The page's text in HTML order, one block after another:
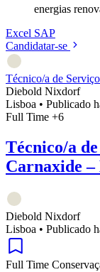
energias
Excel SAP
Candidatar-se
Técnico/a de
Diebold Nixdorf
Lisboa • Publicado
Full Time +6
Técnico/a
Carnaxide –
Diebold Nixdorf
Lisboa • Publicado
Full Time